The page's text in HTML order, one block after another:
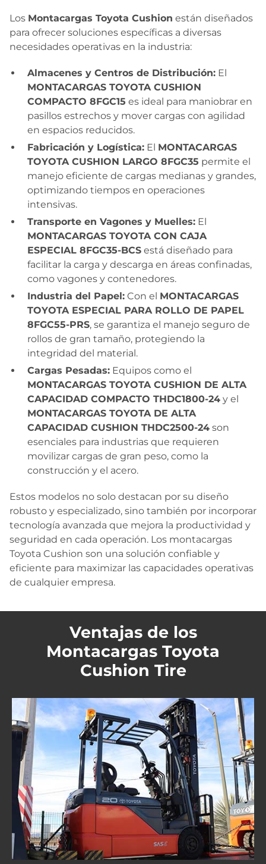
Los Montacargas Toyota Cushion están diseñados
para ofrecer soluciones específicas a diversas
necesidades operativas en la industria:
Almacenes y Centros de Distribución: El
MONTACARGAS TOYOTA CUSHION
COMPACTO 8FGC15 es ideal para maniobrar en
pasillos estrechos y mover cargas con agilidad
en espacios reducidos.
Fabricación y Logística: El MONTACARGAS
TOYOTA CUSHION LARGO 8FGC35 permite el
manejo eficiente de cargas medianas y grandes,
optimizando tiempos en operaciones
intensivas.
Transporte en Vagones y Muelles: El
MONTACARGAS TOYOTA CON CAJA
ESPECIAL 8FGC35-BCS está diseñado para
facilitar la carga y descarga en áreas confinadas,
como vagones y contenedores.
Industria del Papel: Con el MONTACARGAS
TOYOTA ESPECIAL PARA ROLLO DE PAPEL
8FGC55-PRS, se garantiza el manejo seguro de
rollos de gran tamaño, protegiendo la
integridad del material.
Cargas Pesadas: Equipos como el
MONTACARGAS TOYOTA CUSHION DE ALTA
CAPACIDAD COMPACTO THDC1800-24 y el
MONTACARGAS TOYOTA DE ALTA
CAPACIDAD CUSHION THDC2500-24 son
esenciales para industrias que requieren
movilizar cargas de gran peso, como la
construcción y el acero.
Estos modelos no solo destacan por su diseño
robusto y especializado, sino también por incorporar
tecnología avanzada que mejora la productividad y
seguridad en cada operación. Los montacargas
Toyota Cushion son una solución confiable y
eficiente para maximizar las capacidades operativas
de cualquier empresa.
Ventajas de los
Montacargas Toyota
Cushion Tire